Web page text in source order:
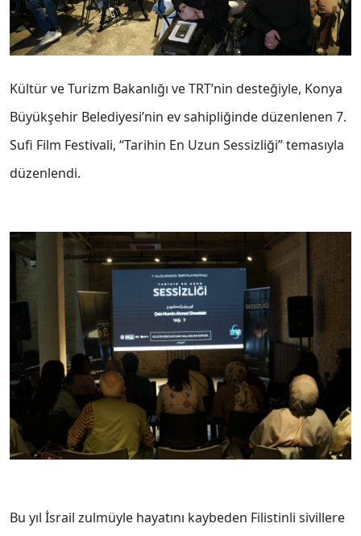
Kültür ve Turizm Bakanlığı ve TRT’nin desteğiyle, Konya
Büyükşehir Belediyesi’nin ev sahipliğinde düzenlenen 7.
Sufi Film Festivali, “Tarihin En Uzun Sessizliği” temasıyla
düzenlendi.
Bu yıl İsrail zulmüyle hayatını kaybeden Filistinli sivillere